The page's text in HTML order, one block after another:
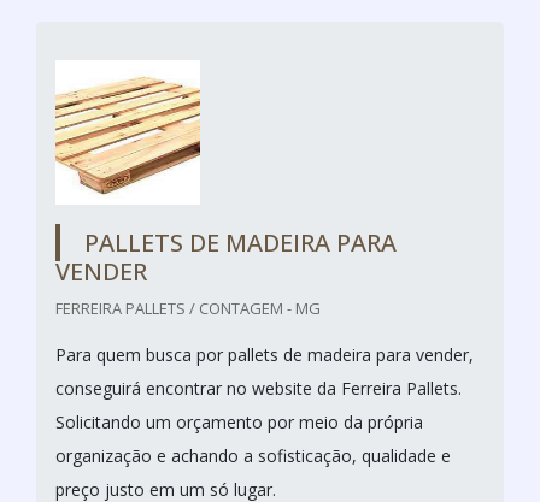
PALLETS DE MADEIRA PARA
VENDER
FERREIRA PALLETS / CONTAGEM - MG
Para quem busca por pallets de madeira para vender,
conseguirá encontrar no website da Ferreira Pallets.
Solicitando um orçamento por meio da própria
organização e achando a sofisticação, qualidade e
preço justo em um só lugar.